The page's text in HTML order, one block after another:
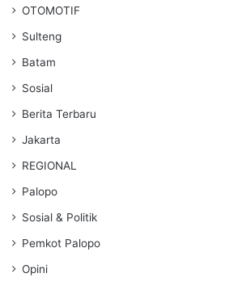
OTOMOTIF
Sulteng
Batam
Sosial
Berita Terbaru
Jakarta
REGIONAL
Palopo
Sosial & Politik
Pemkot Palopo
Opini